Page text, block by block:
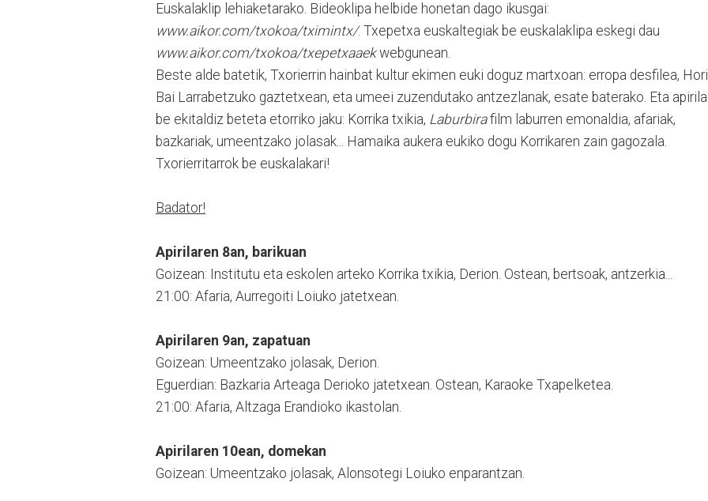
Euskalaklip lehiaketarako. Bideoklipa helbide honetan dago ikusgai:
www.aikor.com/txokoa/tximintx/. Txepetxa euskaltegiak be euskalaklipa eskegi dau
www.aikor.com/txokoa/txepetxaaekwebgunean.
Beste alde batetik, Txorierrin hainbat kultur ekimen euki doguz martxoan: erropa desfilea, Hori
Bai Larrabetzuko gaztetxean, eta umeei zuzendutako antzezlanak, esate baterako. Eta apirila
be ekitaldiz beteta etorriko jaku: Korrika txikia, Laburbirafilm laburren emonaldia, afariak,
bazkariak, umeentzako jolasak... Hamaika aukera eukiko dogu Korrikaren zain gagozala.
Txorierritarrok be euskalakari!
Badator!
Apirilaren 8an, barikuan
Goizean: Institutu eta eskolen arteko Korrika txikia, Derion. Ostean, bertsoak, antzerkia...
21:00: Afaria, Aurregoiti Loiuko jatetxean.
Apirilaren 9an, zapatuan
Goizean: Umeentzako jolasak, Derion.
Eguerdian: Bazkaria Arteaga Derioko jatetxean. Ostean, Karaoke Txapelketea.
21:00: Afaria, Altzaga Erandioko ikastolan.
Apirilaren 10ean, domekan
Goizean: Umeentzako jolasak, Alonsotegi Loiuko enparantzan.